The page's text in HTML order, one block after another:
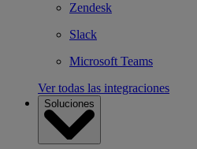
Zendesk
Slack
Microsoft Teams
Ver todas las integraciones
Soluciones